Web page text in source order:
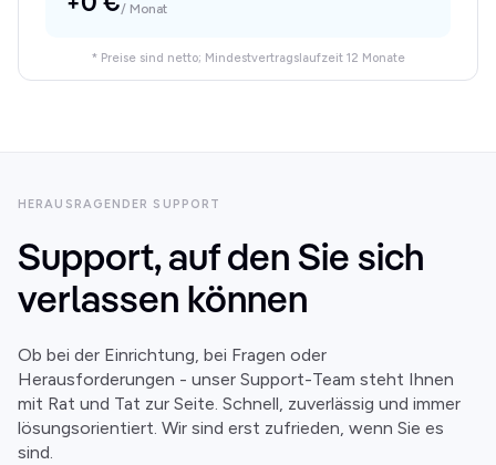
/ Monat
* Preise sind netto; Mindestvertragslaufzeit 12 Monate
HERAUSRAGENDER SUPPORT
Support, auf den Sie sich
verlassen können
Ob bei der Einrichtung, bei Fragen oder
Herausforderungen - unser Support-Team steht Ihnen
mit Rat und Tat zur Seite. Schnell, zuverlässig und immer
lösungsorientiert. Wir sind erst zufrieden, wenn Sie es
sind.